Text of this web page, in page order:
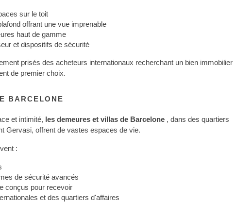
sur le toit
offrant une vue imprenable
haut de gamme
et dispositifs de sécurité
prisés des acheteurs internationaux recherchant un bien immobilier
de premier choix.
BARCELONE
et intimité, les demeures et villas de Barcelone , dans des quartiers
Gervasi, offrent de vastes espaces de vie.
:
de sécurité avancés
conçus pour recevoir
et des quartiers d'affaires